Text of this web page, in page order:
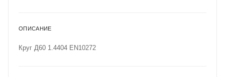
ОПИСАНИЕ
Круг Д60 1.4404 EN10272